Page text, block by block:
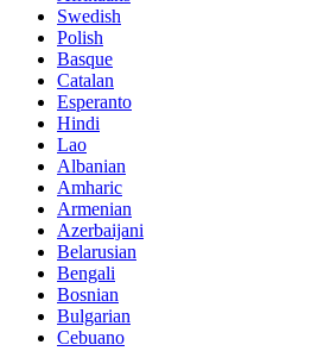
Swedish
Polish
Basque
Catalan
Esperanto
Hindi
Lao
Albanian
Amharic
Armenian
Azerbaijani
Belarusian
Bengali
Bosnian
Bulgarian
Cebuano